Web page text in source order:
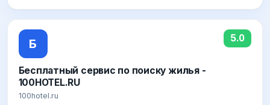
Б 5.0
Бесплатный сервис по поиску жилья -
100HOTEL.RU
100hotel.ru